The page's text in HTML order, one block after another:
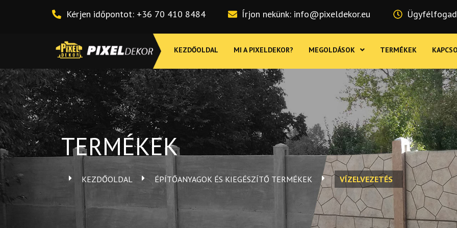
Kérjen időpontot: +36 70 410 8484 Írjon nekünk: info@pixeldekor.eu
KEZDŐOLDAL MI A PIXELDEKOR? MEGOLDÁSOK TERMÉKEK
TERMÉKEK
KEZDŐOLDAL ÉPÍTŐANYAGOK ÉS KIEGÉSZÍTŐ TERMÉKEK VÍZELVEZETÉS